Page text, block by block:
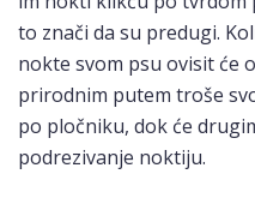
to znači da su predugi.
nokte svom psu ovisit će
prirodnim putem troše
po pločniku, dok će
podrezivanje noktiju.